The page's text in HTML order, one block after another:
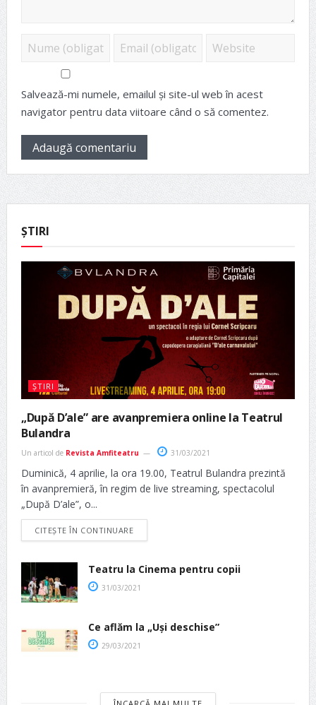
Salvează-mi numele, emailul și site-ul web în acest
navigator pentru data viitoare când o să comentez.
ȘTIRI
ȘTIRI
„După D’ale” are avanpremiera online la Teatrul
Bulandra
Un articol de Revista Amfiteatru 31/03/2021
Duminică, 4 aprilie, la ora 19.00, Teatrul Bulandra prezintă
în avanpremieră, în regim de live streaming, spectacolul
„După D’ale”, o...
CITEȘTE ÎN CONTINUARE
Teatru la Cinema pentru copii
31/03/2021
Ce aflăm la „Uși deschise”
29/03/2021